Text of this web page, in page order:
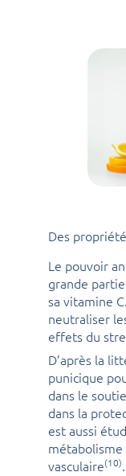
Des
Le pouvoir
grande
sa vitamine
neutraliser
effets du
D’après la
punicique
dans le
dans la
est aussi
vasculaire(10).